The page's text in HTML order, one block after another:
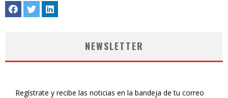
NEWSLETTER
Regístrate y recibe las noticias en la bandeja de tu correo